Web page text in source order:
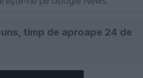
timp de aproape 24 de